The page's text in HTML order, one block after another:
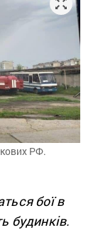
РФ.
бої в
будинків.